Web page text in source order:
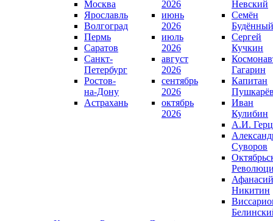
Москва
Ярославль
Волгоград
Пермь
Саратов
Санкт-
Петербург
Ростов-
на-Дону
Астрахань
2026
июнь
2026
июль
2026
август
2026
сентябрь
2026
октябрь
2026
Невский
Семён
Будённый
Сергей
Кучкин
Гагарин
Капитан
Иван
Кулибин
А.И.
Суворов
Афанасий
Никитин